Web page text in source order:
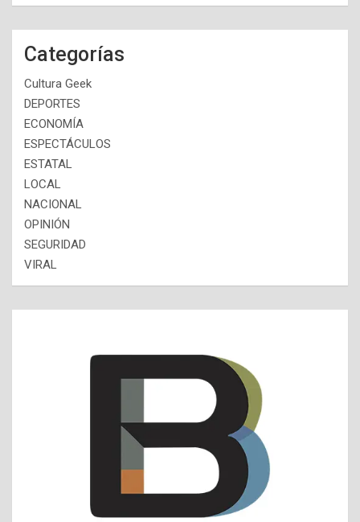
Categorías
Cultura Geek
DEPORTES
ECONOMÍA
ESPECTÁCULOS
ESTATAL
LOCAL
NACIONAL
OPINIÓN
SEGURIDAD
VIRAL